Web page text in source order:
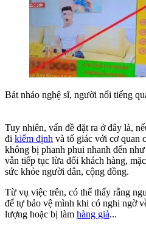
Bát nháo nghệ sĩ, người nổi tiếng
Tuy nhiên, vấn đề đặt ra ở đây là,
đi kiểm định và tố giác với cơ quan
không bị phanh phui nhanh đến
vẫn tiếp tục lừa dối khách hàng,
sức khỏe người dân, cộng đồng.
Từ vụ việc trên, có thể thấy rằng
để tự bảo vệ mình khi có nghi ngờ
lượng hoặc bị làm hàng giả...